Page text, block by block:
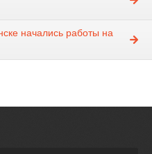
начались работы на